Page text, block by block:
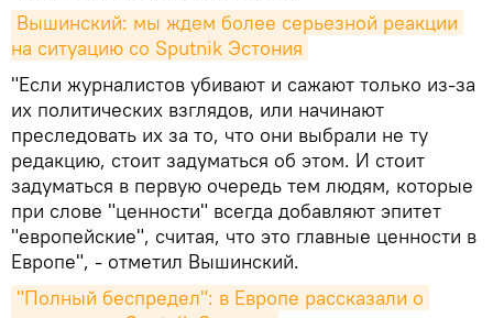
Вышинский: мы ждем более серьезной реакции
на ситуацию со Sputnik Эстония
"Если журналистов убивают и сажают только из-за
их политических взглядов, или начинают
преследовать их за то, что они выбрали не ту
редакцию, стоит задуматься об этом. И стоит
задуматься в первую очередь тем людям, которые
при слове "ценности" всегда добавляют эпитет
"европейские", считая, что это главные ценности в
Европе", - отметил Вышинский.
"Полный беспредел": в Европе рассказали о